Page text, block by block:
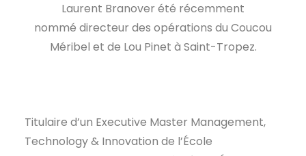
FR
Laurent Branover été récemment
nommé directeur des opérations du Coucou
Méribel et de Lou Pinet à Saint-Tropez.
Titulaire d’un Executive Master Management,
Technology & Innovation de l’École